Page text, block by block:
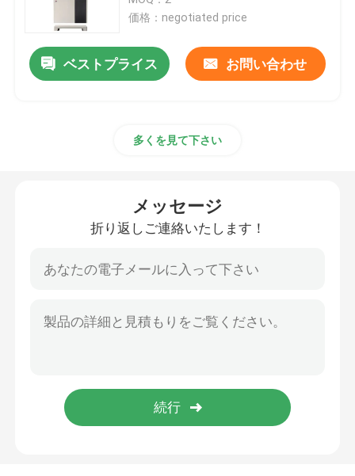
家エネルギー電池
48V ライフポ4電池のパック
価格：negotiated price
ベストプライス お問い合わせ
多くを見て下さい
メッセージ
折り返しご連絡いたします！